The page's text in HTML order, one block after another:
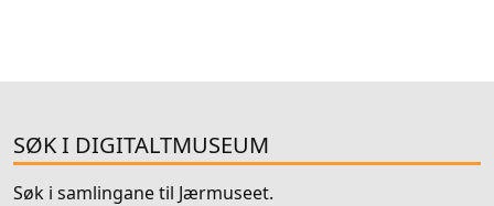
SØK I DIGITALTMUSEUM
Søk i samlingane til Jærmuseet.